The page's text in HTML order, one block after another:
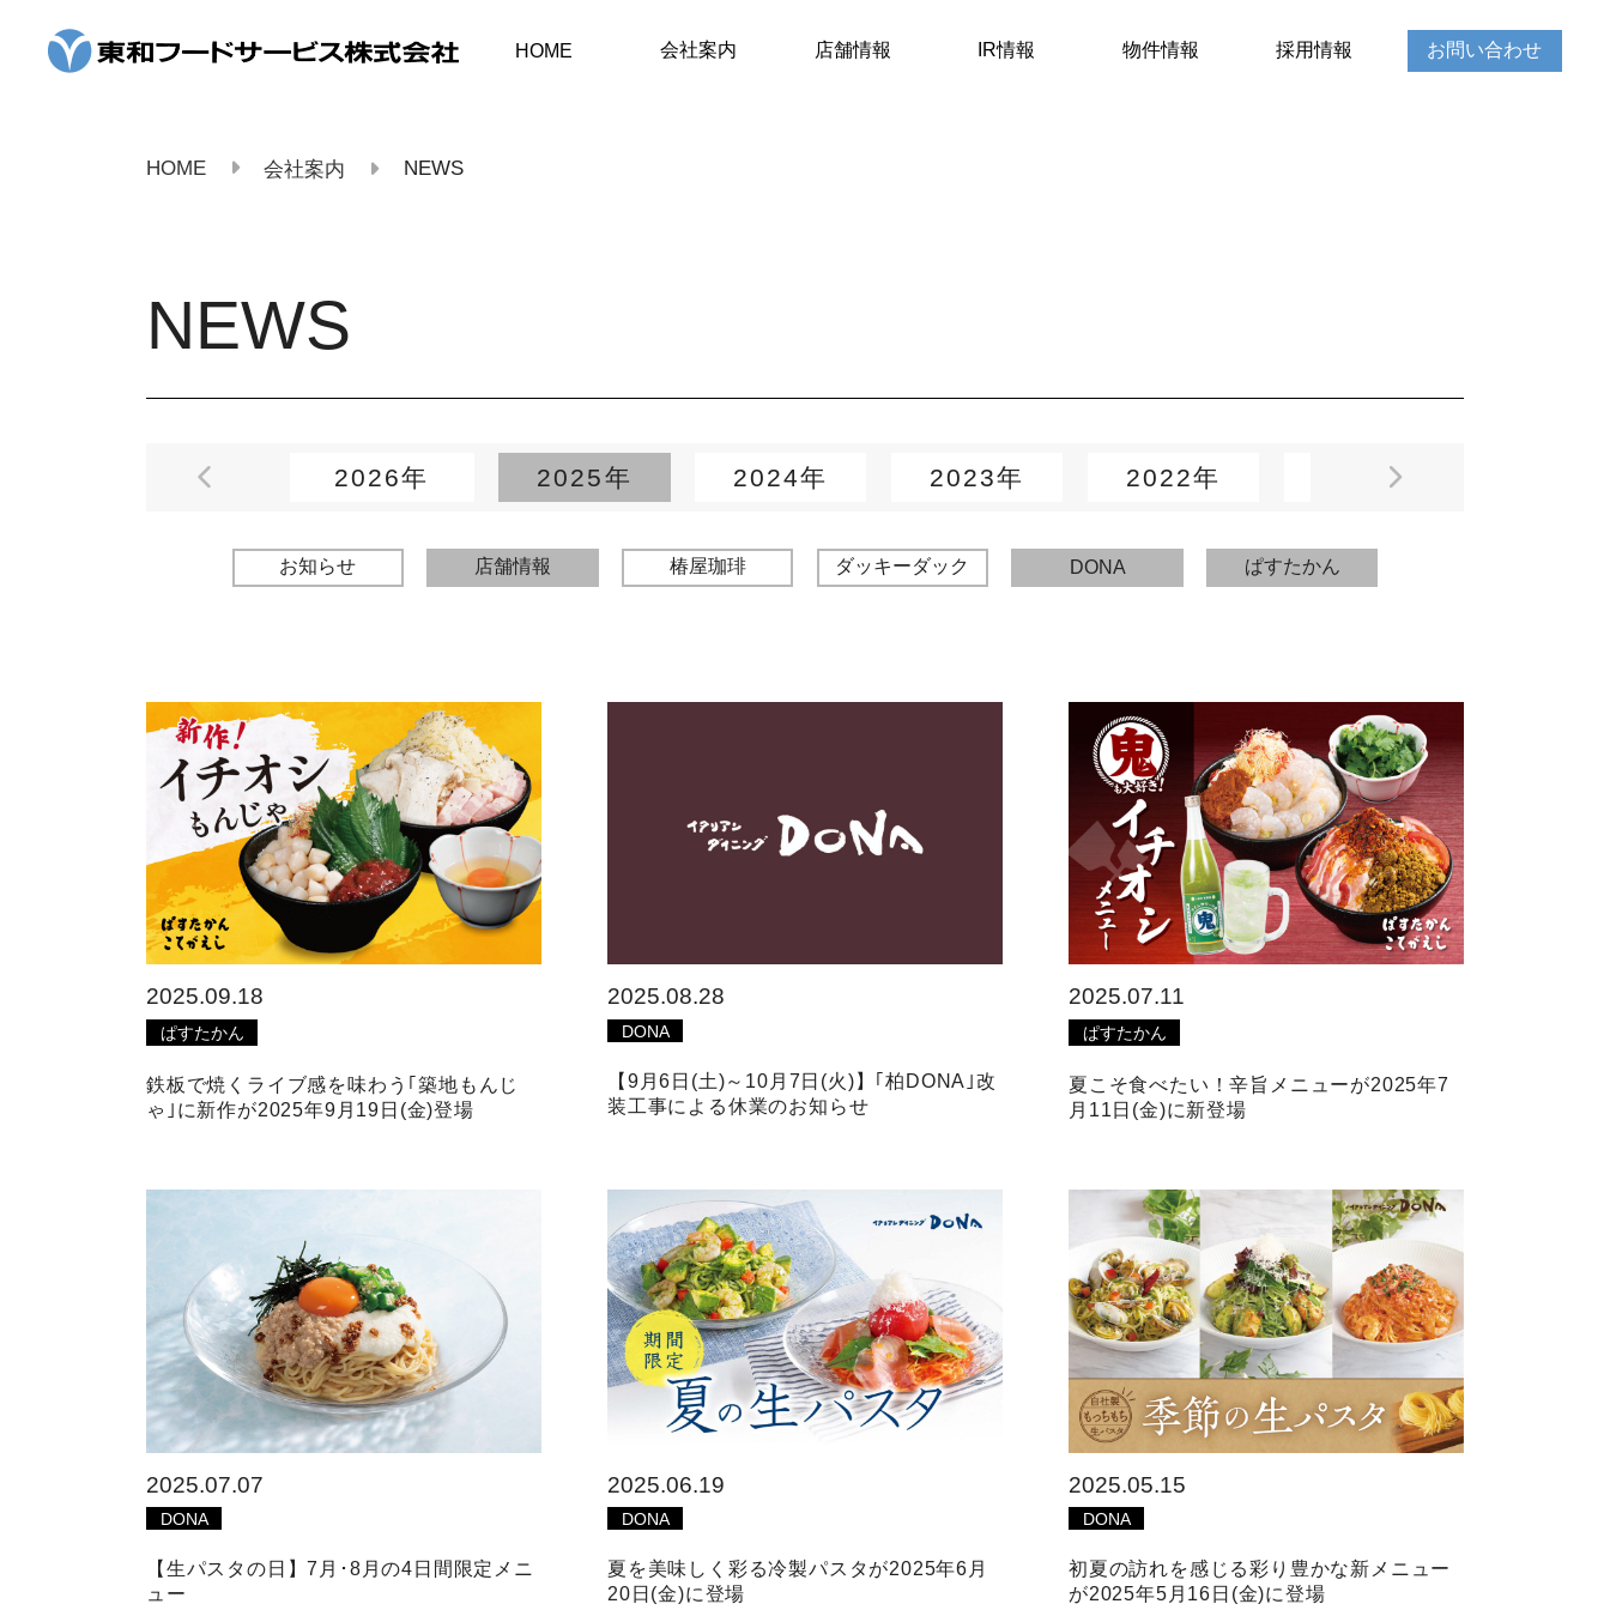
HOME 会社案内 店舗情報 IR情報 物件情報 採用情報 お問い合わせ
HOME 会社案内 NEWS
NEWS
2026年 2025年 2024年 2023年 2022年 2021年
お知らせ 店舗情報 椿屋珈琲 ダッキーダック DONA ぱすたかん
2025.09.18
ぱすたかん
鉄板で焼くライブ感を味わう｢築地もんじ
ゃ｣に新作が2025年9月19日(金)登場
2025.08.28
DONA
【9月6日(土)～10月7日(火)】｢柏DONA｣改
装工事による休業のお知らせ
2025.07.11
ぱすたかん
夏こそ食べたい！辛旨メニューが2025年7
月11日(金)に新登場
2025.07.07
DONA
【生パスタの日】7月･8月の4日間限定メニ
ュー
2025.06.19
DONA
夏を美味しく彩る冷製パスタが2025年6月
20日(金)に登場
2025.05.15
DONA
初夏の訪れを感じる彩り豊かな新メニュー
が2025年5月16日(金)に登場